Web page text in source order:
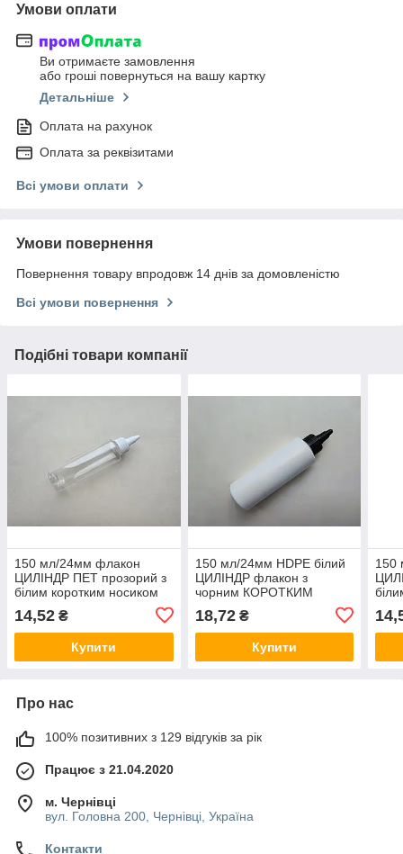
Умови оплати
Ви отримаєте замовлення
або гроші повернуться на вашу картку
Детальніше
Оплата на рахунок
Оплата за реквізитами
Всі умови оплати
Умови повернення
Повернення товару впродовж 14 днів за домовленістю
Всі умови повернення
Подібні товари компанії
150 мл/24мм флакон
ЦИЛІНДР ПЕТ прозорий з
білим коротким носиком
пластикова, пластмасова,
баночка
14,52 ₴
Купити
150 мл/24мм HDPE білий
ЦИЛІНДР флакон з
чорним КОРОТКИМ
пластикова, пластмасова,
баночка
18,72₴
Купити
150
Про нас
100% позитивних з 129 відгуків за рік
Працює з 21.04.2020
м. Чернівці
вул. Головна 200, Чернівці, Україна
Контакти